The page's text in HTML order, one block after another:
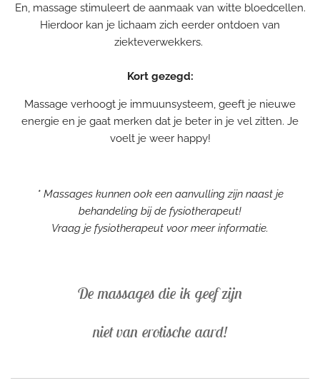
En, massage stimuleert de aanmaak van witte bloedcellen.
Hierdoor kan je lichaam zich eerder ontdoen van
ziekteverwekkers.
Kort gezegd:
Massage verhoogt je immuunsysteem, geeft je nieuwe
energie en je gaat merken dat je beter in je vel zitten. Je
voelt je weer happy!
* Massages kunnen ook een aanvulling zijn naast je
behandeling bij de fysiotherapeut!
Vraag je fysiotherapeut voor meer informatie.
De massages die ik geef zijn
niet van erotische aard!